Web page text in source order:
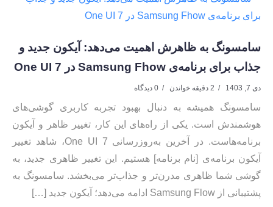
سامسونگ به ظاهرش اهمیت می‌دهد: آیکون جدید و
جذاب برای برنامه‌ی Samsung Fhow در One UI 7
دی 7, 1403 2 دقیقه خواندن 0 دیدگاه
سامسونگ همیشه به دنبال بهبود تجربه کاربری گوشی‌های
هوشمندش است. یکی از راه‌های این کار، تغییر ظاهر و آیکون
برنامه‌هاست. در آخرین به‌روزرسانی One UI 7، شاهد تغییر
آیکون برنامه‌ی [نام برنامه] هستیم. این تغییر ظاهری جدید، به
گوشی شما ظاهری مدرن‌تر و جذاب‌تر می‌بخشد. سامسونگ به
پشتیبانی از Samsung Flow ادامه می‌دهد؛ آیکون جدید […]